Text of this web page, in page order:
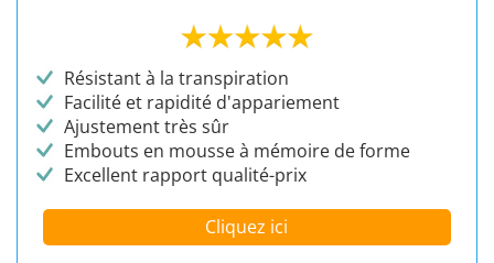
Résistant à la transpiration
Facilité et rapidité d'appariement
Ajustement très sûr
Embouts en mousse à mémoire de forme
Excellent rapport qualité-prix
Cliquez ici